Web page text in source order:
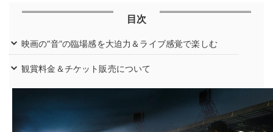
目次
映画の“音”の臨場感を大迫力＆ライブ感覚で楽しむ
観賞料金＆チケット販売について